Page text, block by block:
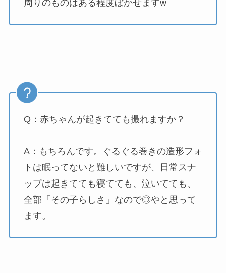
周りのものはある程度ぼかせますw
Q：赤ちゃんが起きてても撮れますか？
A：もちろんです。ぐるぐる巻きの造形フォ
トは眠ってないと難しいですが、日常スナ
ップは起きてても寝てても、泣いてても、
全部「その子らしさ」なので◎やと思って
ます。